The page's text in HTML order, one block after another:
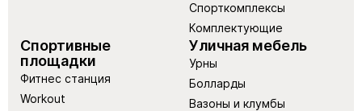
Спорткомплексы
Комплектующие
Спортивные
площадки
Фитнес станция
Workout
Уличная мебель
Урны
Болларды
Вазоны и клумбы